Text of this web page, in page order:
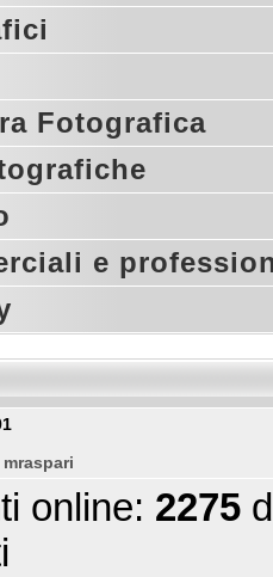
Fotografica
e
mraspari
online: 2275